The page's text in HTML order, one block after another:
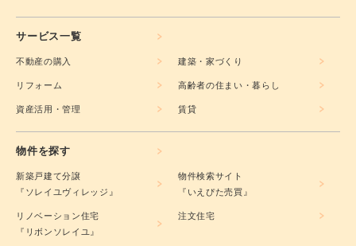
サービス一覧
不動産の購入 建築・家づくり
リフォーム 高齢者の住まい・暮らし
資産活用・管理 賃貸
物件を探す
新築戸建て分譲
『ソレイユヴィレッジ』
物件検索サイト
『いえぴた売買』
リノベーション住宅
『リボンソレイユ』
注文住宅